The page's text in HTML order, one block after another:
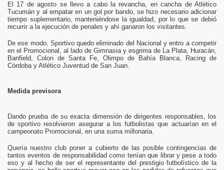
El 17 de agosto se llevo a cabo la revancha, en cancha de Atlético
Tucumán y al empatar en un gol por bando, se hizo necesario adicionar
tiempo suplementario, manteniéndose la igualdad, por lo que se debió
recurrir a la ejecución de penales y ahí ganaron los visitantes.
De ese modo, Sportivo quedo eliminado del Nacional y entro a competir
en el Promocional, al lado de Gimnasia y esgrima de La Plata, Huracán,
Banfield, Colon de Santa Fe, Olimpo de Bahía Blanca, Racing de
Córdoba y Atlético Juventud de San Juan.
Medida previsora
Dando prueba de su exacta dimensión de dirigentes responsables, los
de sportivo resolvieron asegurar a los futbolistas que actuarían en el
campeonato Promocional, en una suma millonaria.
Quería nuestro club poner a cubierto de las posible contingencias de
tantos eventos de responsabilidad como tenían que librar y pese a todo
eso y al hecho de ser el representante del prestigio futbolístico de la